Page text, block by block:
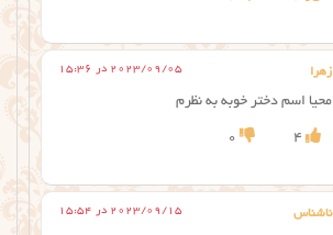
زهرا 2023/09/05 در 15:36
محیا اسم دختر خوبه به نظرم
4
0
ناشناس 2023/09/15 در 15:54